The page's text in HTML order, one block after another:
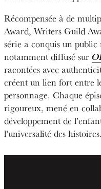
Récompensée à de
Award, Writers Guild
série a conquis un
notamment diffusé sur
racontées avec
créent un lien fort entre
personnage. Chaque
rigoureux, mené en
développement de
l’universalité des histoires.